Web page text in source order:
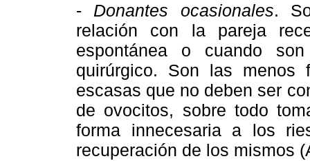
- Donantes ocasionales.
relación con la pareja
espontánea o cuando
quirúrgico. Son las menos
escasas que no deben ser
de ovocitos, sobre todo
forma innecesaria a los
recuperación de los mismos